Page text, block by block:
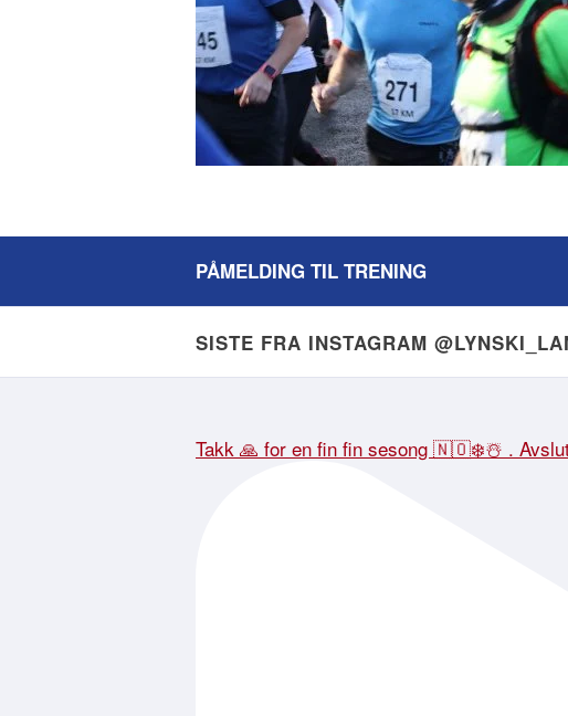
PÅMELDING TIL TRENING
SISTE FRA INSTAGRAM
Takk 🙏 for en fin fin sesong 🇳🇴❄️☃️ .